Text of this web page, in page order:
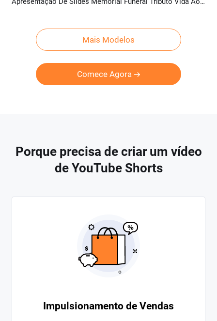
Pré-visualizar Criar IA
Mais Modelos
Comece Agora
Porque precisa de criar um vídeo
de YouTube Shorts
Impulsionamento de Vendas